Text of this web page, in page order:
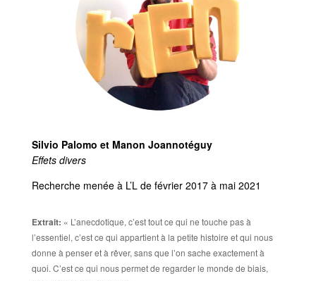
Silvio Palomo et Manon Joannotéguy
Effets divers
Recherche menée à L’L de février 2017 à mai 2021
Extrait:​ « L’anecdotique, c’est tout ce qui ne touche pas à
l’essentiel, c’est ce qui appartient à la petite histoire et qui nous
donne à penser et à rêver, sans que l’on sache exactement à
quoi. C’est ce qui nous permet de regarder le monde de biais,